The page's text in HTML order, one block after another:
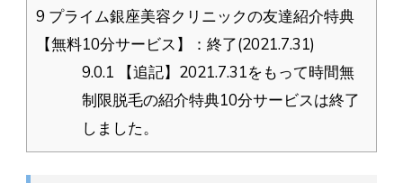
9 プライム銀座美容クリニックの友達紹介特典
【無料10分サービス】：終了(2021.7.31)
9.0.1 【追記】2021.7.31をもって時間無
制限脱毛の紹介特典10分サービスは終了
しました。